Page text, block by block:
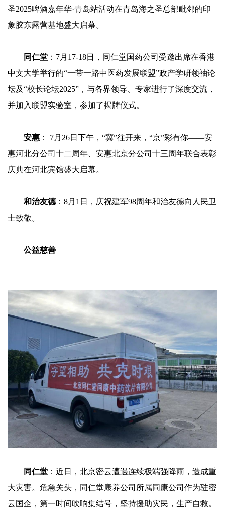
圣2025啤酒嘉年华·青岛站活动在青岛海之圣总部毗邻的印
象胶东露营基地盛大启幕。
同仁堂 ：7月17-18日，同仁堂国药公司受邀出席在香港
中文大学举行的“一带一路中医药发展联盟”政产学研领袖论
坛及“校长论坛2025”，与各界领导、专家进行了深度交流，
并加入联盟实验室，参加了揭牌仪式。
安惠 ： 7月26日下午，“冀”往开来，“京”彩有你——安
惠河北分公司十二周年、安惠北京分公司十三周年联合表彰
庆典在河北宾馆盛大启幕。
和治友德 ：8月1日，庆祝建军98周年和治友德向人民卫
士致敬。
公益慈善
同仁堂 ：近日，北京密云遭遇连续极端强降雨，造成重
大灾害。危急关头，同仁堂康养公司所属同康公司作为驻密
云国企，第一时间吹响集结号，坚持援助灾民，生产自救。